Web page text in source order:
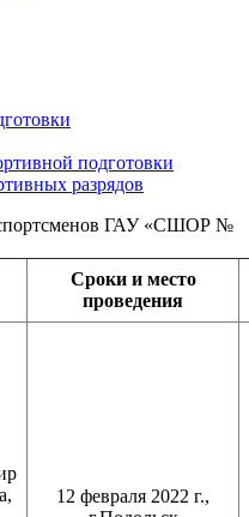
подготовки
разрядов
спортсменов ГАУ «СШОР №
Сроки и место
проведения
12 февраля 2022 г.,